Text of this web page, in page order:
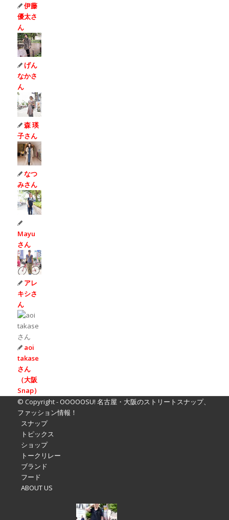
伊藤
優太さ
ん
げん
なかさ
ん
森 瑛
子さん
なつ
みさん
Mayu
さん
アレ
キシさ
ん
aoi
takase
さん
（大阪
Snap）
© Copyright - OOOOOSU! 名古屋・大阪のストリートスナップ、
ファッション情報！
スナップ
トピックス
ショップ
トークリレー
ブランド
フード
ABOUT US